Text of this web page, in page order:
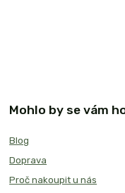
Mohlo by se vám
Blog
Doprava
Proč nakoupit u nás